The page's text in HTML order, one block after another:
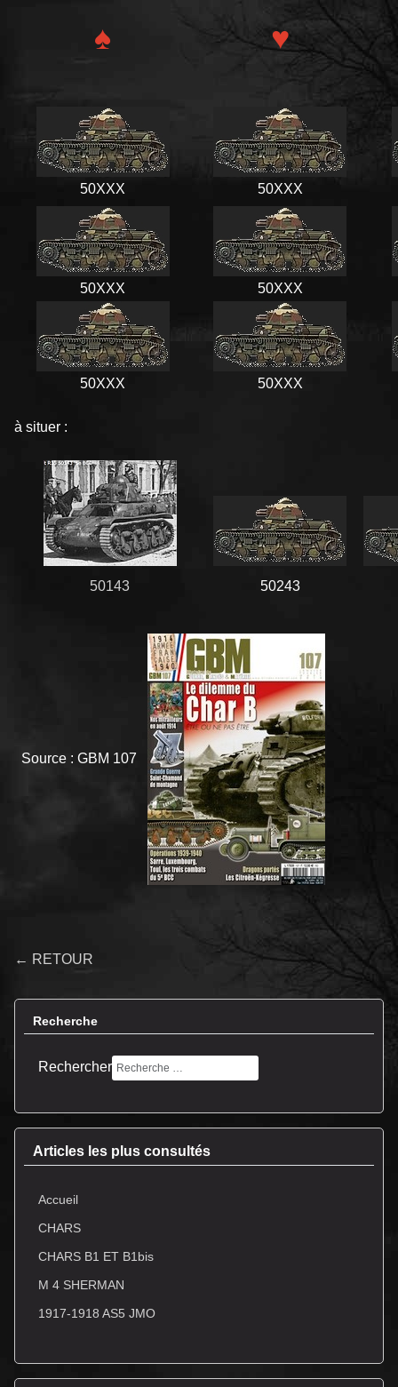
♠ ♥
50XXX 50XXX
50XXX 50XXX
50XXX 50XXX
à situer :
50143 50243
Source : GBM 107
← RETOUR
Recherche
Rechercher
Articles les plus consultés
Accueil
CHARS
CHARS B1 ET B1bis
M 4 SHERMAN
1917-1918 AS5 JMO